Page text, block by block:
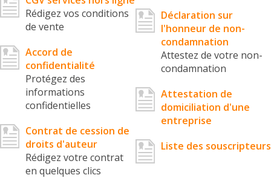
Rédigez vos conditions
de vente
Accord de
confidentialité
Protégez des
informations
confidentielles
Contrat de cession de
droits d'auteur
Rédigez votre contrat
en quelques clics
Déclaration sur
l'honneur de non-
condamnation
Attestez de votre non-
condamnation
Attestation de
domiciliation d'une
entreprise
Liste des souscripteurs